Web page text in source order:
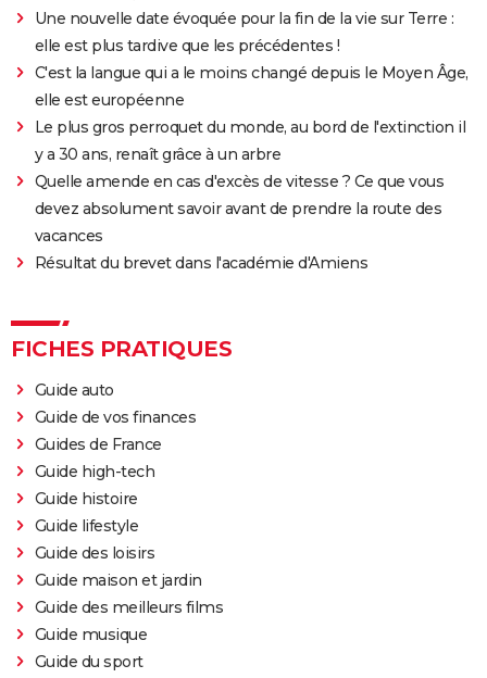
Une nouvelle date évoquée pour la fin de la vie sur Terre :
elle est plus tardive que les précédentes !
C'est la langue qui a le moins changé depuis le Moyen Âge,
elle est européenne
Le plus gros perroquet du monde, au bord de l'extinction il
y a 30 ans, renaît grâce à un arbre
Quelle amende en cas d'excès de vitesse ? Ce que vous
devez absolument savoir avant de prendre la route des
vacances
Résultat du brevet dans l'académie d'Amiens
FICHES PRATIQUES
Guide auto
Guide de vos finances
Guides de France
Guide high-tech
Guide histoire
Guide lifestyle
Guide des loisirs
Guide maison et jardin
Guide des meilleurs films
Guide musique
Guide du sport